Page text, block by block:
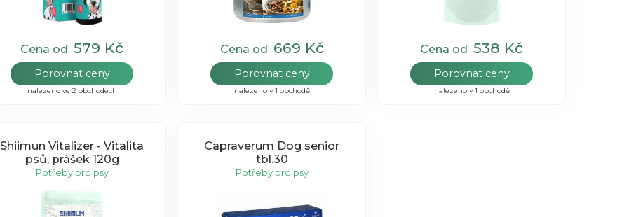
Cena od 579 Kč
Porovnat ceny
nalezeno ve 2 obchodech
Cena od 669 Kč
Porovnat ceny
nalezeno v 1 obchodě
Cena od 538 Kč
Porovnat ceny
nalezeno v 1 obchodě
Shiimun Vitalizer - Vitalita
psů, prášek 120g
Potřeby pro psy
Capraverum Dog senior
tbl.30
Potřeby pro psy